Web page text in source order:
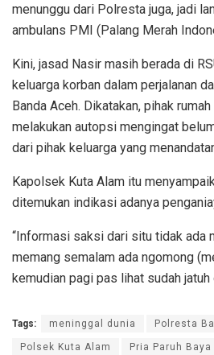
menunggu dari Polresta juga, jadi
ambulans PMI (Palang Merah
Kini, jasad Nasir masih berada di
keluarga korban dalam perjalanan
Banda Aceh. Dikatakan, pihak
melakukan autopsi mengingat
dari pihak keluarga yang
Kapolsek Kuta Alam itu
ditemukan indikasi adanya
“Informasi saksi dari situ tidak ada
memang semalam ada ngomong
kemudian pagi pas lihat sudah jatuh
Tags: meninggal dunia Polresta
Polsek Kuta Alam Pria Paruh Baya